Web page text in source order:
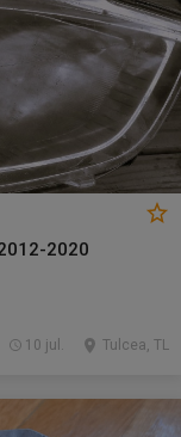
2020
Tulcea, TL
10 jul.